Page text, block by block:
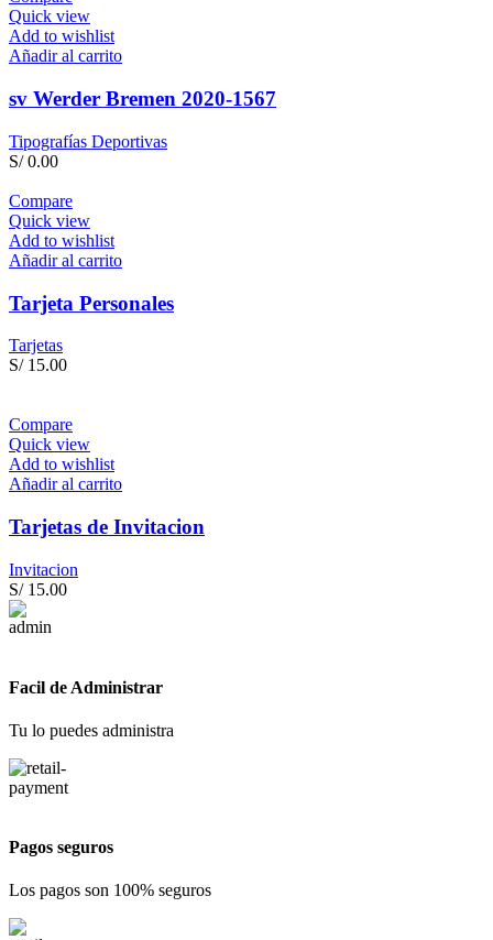
Quick view
Add to wishlist
Añadir al carrito
sv Werder Bremen 2020-1567
Tipografías Deportivas
S/0.00
Compare
Quick view
Add to wishlist
Añadir al carrito
Tarjeta Personales
Tarjetas
S/15.00
Compare
Quick view
Add to wishlist
Añadir al carrito
Tarjetas de Invitacion
Invitacion
S/15.00
Facil de Administrar
Tu lo puedes administra
Pagos seguros
Los pagos son 100% seguros